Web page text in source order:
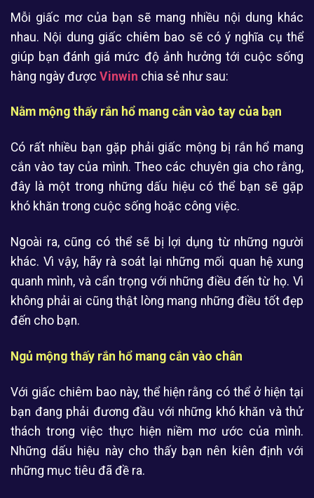
Mỗi giấc mơ của bạn sẽ mang nhiều nội dung khác
nhau. Nội dung giấc chiêm bao sẽ có ý nghĩa cụ thể
giúp bạn đánh giá mức độ ảnh hưởng tới cuộc sống
hàng ngày được Vinwin chia sẻ như sau:
Nằm mộng thấy rắn hổ mang cắn vào tay của bạn
Có rất nhiều bạn gặp phải giấc mộng bị rắn hổ mang
cắn vào tay của mình. Theo các chuyên gia cho rằng,
đây là một trong những dấu hiệu có thể bạn sẽ gặp
khó khăn trong cuộc sống hoặc công việc.
Ngoài ra, cũng có thể sẽ bị lợi dụng từ những người
khác. Vì vậy, hãy rà soát lại những mối quan hệ xung
quanh mình, và cẩn trọng với những điều đến từ họ. Vì
không phải ai cũng thật lòng mang những điều tốt đẹp
đến cho bạn.
Ngủ mộng thấy rắn hổ mang cắn vào chân
Với giấc chiêm bao này, thể hiện rằng có thể ở hiện tại
bạn đang phải đương đầu với những khó khăn và thử
thách trong việc thực hiện niềm mơ ước của mình.
Những dấu hiệu này cho thấy bạn nên kiên định với
những mục tiêu đã đề ra.